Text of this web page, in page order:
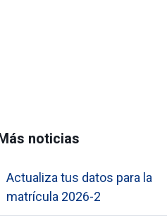
noticias
Actualiza tus datos para la
matrícula 2026-2